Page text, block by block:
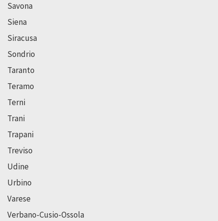
Savona
Siena
Siracusa
Sondrio
Taranto
Teramo
Terni
Trani
Trapani
Treviso
Udine
Urbino
Varese
Verbano-Cusio-Ossola